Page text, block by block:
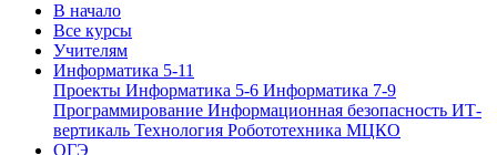
В начало
Все курсы
Учителям
Информатика 5-11
Проекты Информатика 5-6 Информатика 7-9
Программирование Информационная безопасность ИТ-
вертикаль Технология Робототехника МЦКО
ОГЭ